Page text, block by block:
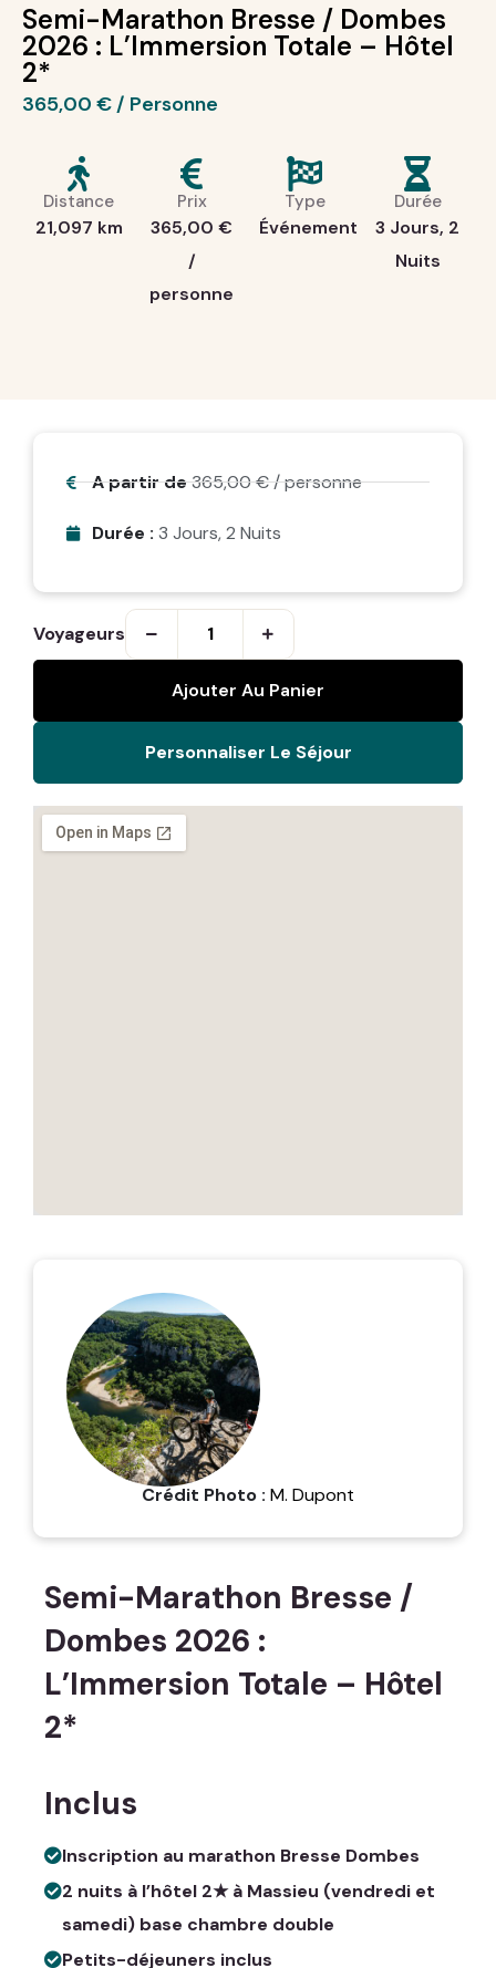
Semi-Marathon Bresse / Dombes
2026 : L’Immersion Totale – Hôtel
2*
365,00 €
Distance
21,097 km
Prix
365,00 €
/
personne
Type
Événement
Durée
3 Jours, 2
Nuits
Semi-Marathon Bresse /
Dombes 2026 :
L’Immersion Totale – Hôtel
2*
Inclus
Inscription au marathon Bresse Dombes
2 nuits à l’hôtel 2★ à Massieu (vendredi et
samedi) base chambre double
Petits-déjeuners inclus
A partir de365,00€/ personne
Durée : 3 Jours, 2 Nuits
Voyageurs
Ajouter Au Panier
Personnaliser Le Séjour
Crédit Photo : M. Dupont